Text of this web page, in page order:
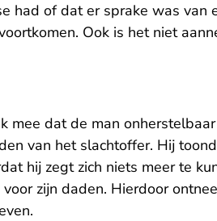
had of dat er sprake was van
Ook is het niet
mee dat de man
van het slachtoffer. Hij
hij zegt zich niets meer te
zijn daden. Hierdoor